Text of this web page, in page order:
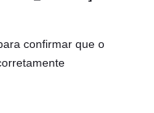
confirmar que o